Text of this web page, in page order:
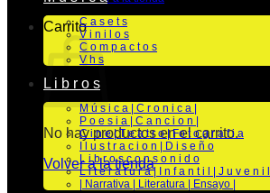
Carrito
No hay productos en el carrito.
Volver a la tienda
C a s e t s
V i n i l o s
C o m p a c t o s
V h s
L i b r o s
M ú s i c a | C r o n i c a |
P o e s i a | C a n c i o n |
C i n e | T e a t r o | Fo t o g r a f i a
I l u s t r a c i o n | D i s e ñ o
L i b r o s c o n s o n i d o
L i t e r a t u r a | I n f a n t i l | J u v e n i l |
| Narrativa | Literatura | Ensayo |